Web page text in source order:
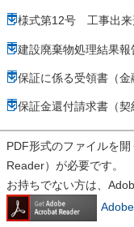
様式第12号 工事出来
建設廃棄物処理結果報
保証に係る受領書（金
保証金還付請求書（契
PDF形式のファイルを
Reader）が必要です。
お持ちでない方は、